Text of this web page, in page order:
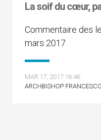
La soif du cœur,
Commentaire des
mars 2017
MAR 17, 2017 16:46
ARCHBISHOP